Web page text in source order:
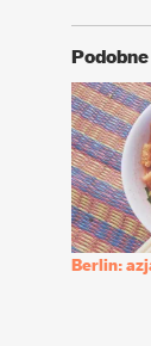
Berlin: